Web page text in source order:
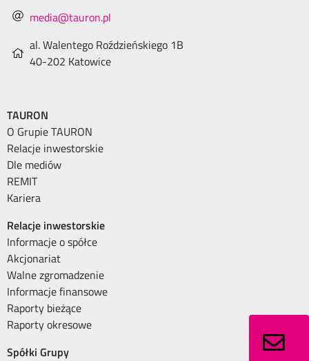
media@tauron.pl
al. Walentego Roździeńskiego 1B
40-202 Katowice
TAURON
O Grupie TAURON
Relacje inwestorskie
Dle mediów
REMIT
Kariera
Relacje inwestorskie
Informacje o spółce
Akcjonariat
Walne zgromadzenie
Informacje finansowe
Raporty bieżące
Raporty okresowe
Spółki Grupy